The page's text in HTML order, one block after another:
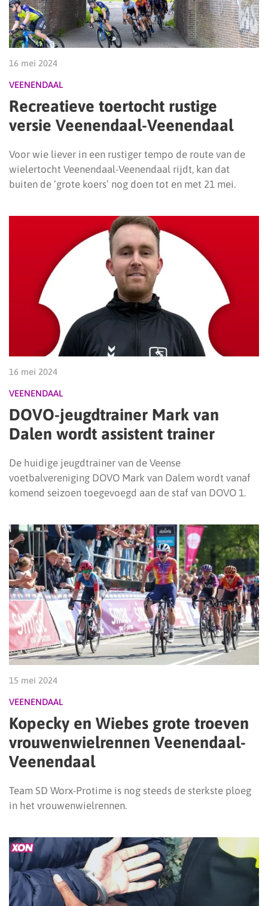
16 mei 2024
VEENENDAAL
Recreatieve toertocht rustige
versie Veenendaal-Veenendaal
Voor wie liever in een rustiger tempo de route van de
wielertocht Veenendaal-Veenendaal rijdt, kan dat
buiten de ‘grote koers’ nog doen tot en met 21 mei.
16 mei 2024
VEENENDAAL
DOVO-jeugdtrainer Mark van
Dalen wordt assistent trainer
De huidige jeugdtrainer van de Veense
voetbalvereniging DOVO Mark van Dalem wordt vanaf
komend seizoen toegevoegd aan de staf van DOVO 1.
15 mei 2024
VEENENDAAL
Kopecky en Wiebes grote troeven
vrouwenwielrennen Veenendaal-
Veenendaal
Team SD Worx-Protime is nog steeds de sterkste ploeg
in het vrouwenwielrennen.